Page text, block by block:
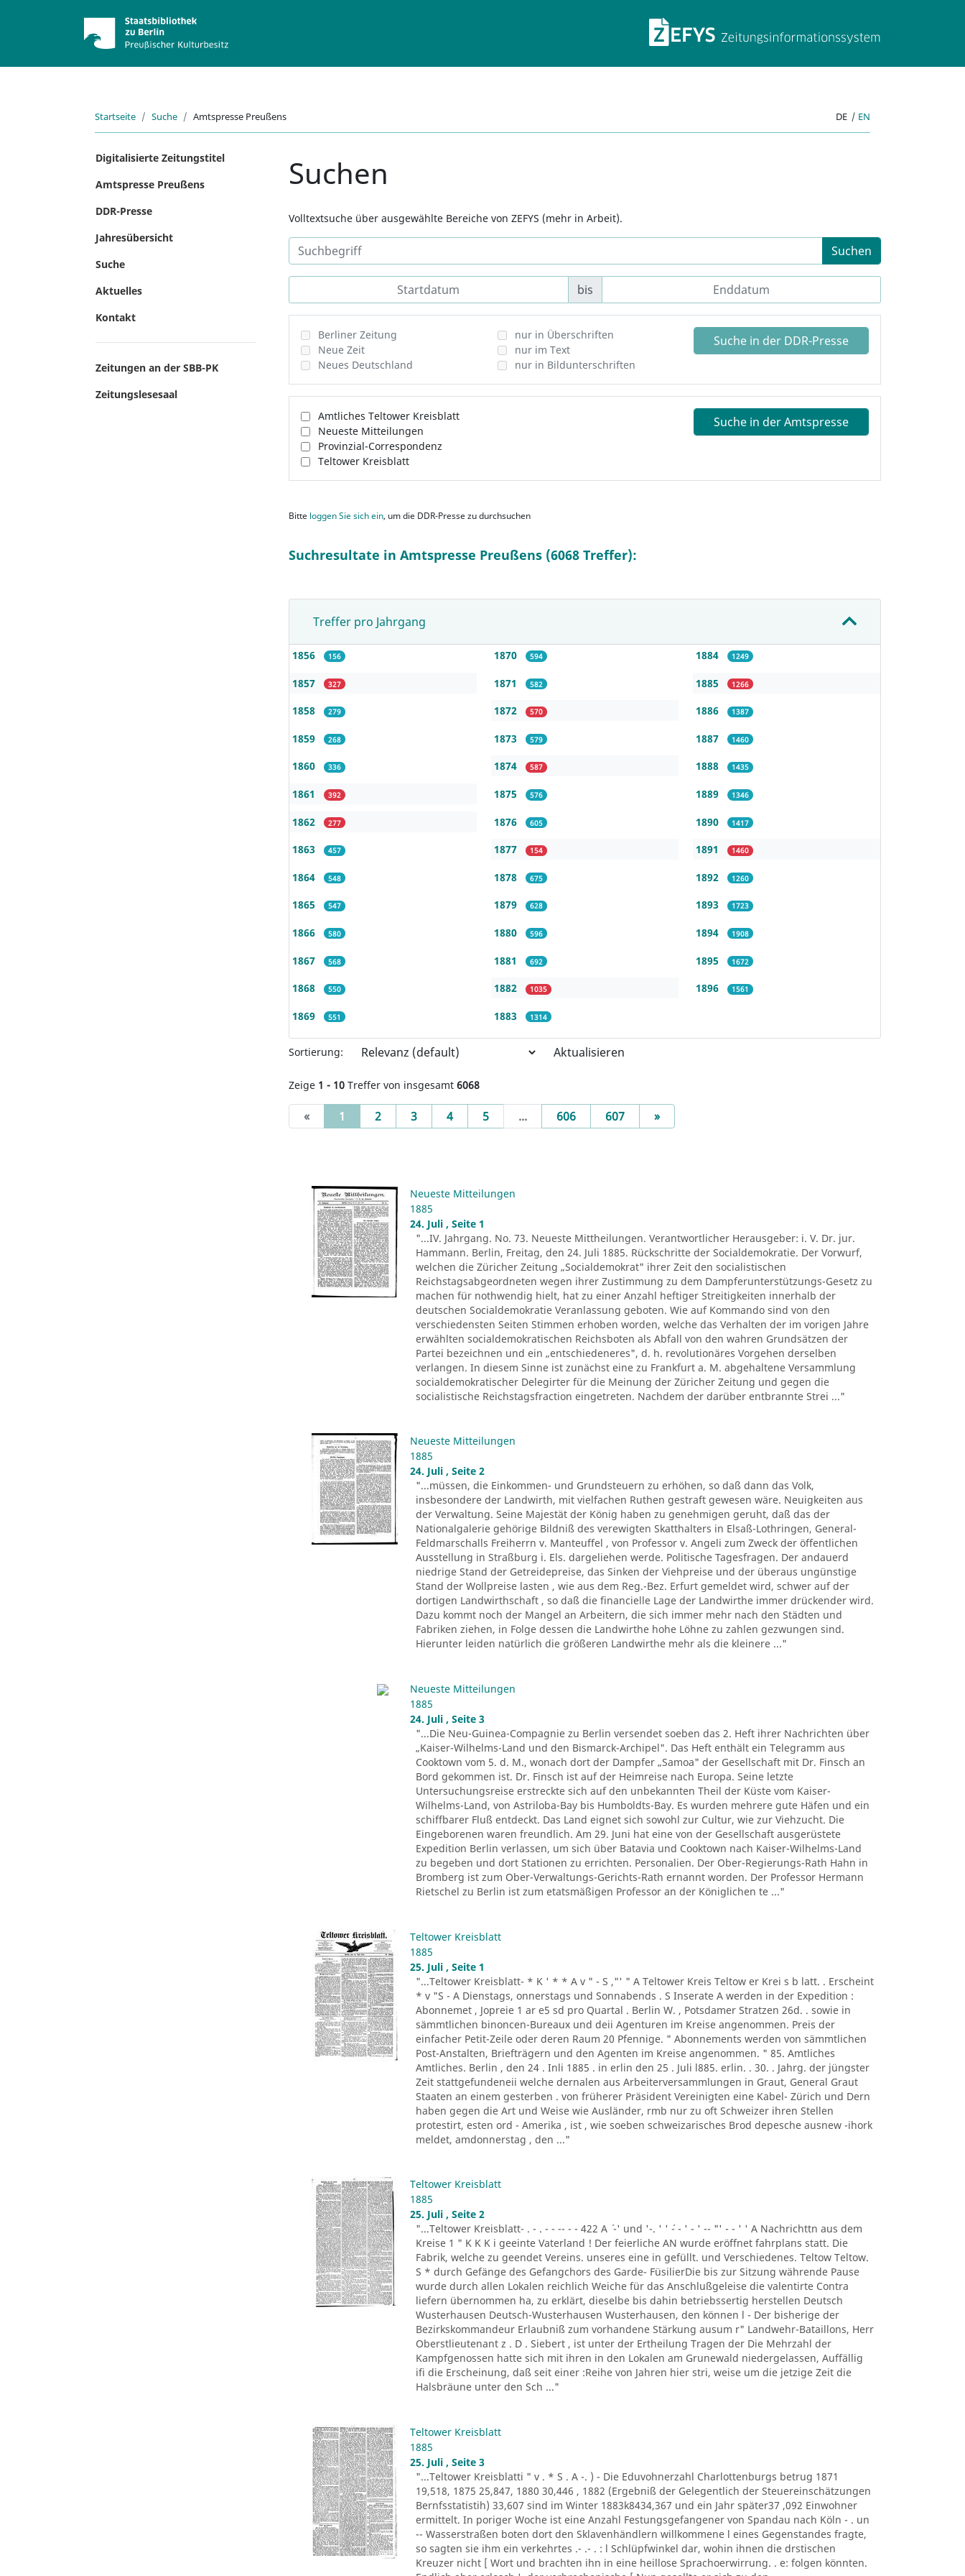
ZEFYS
Startseite Suche Amtspresse Preußens DE | EN
Digitalisierte Zeitungstitel
Amtspresse Preußens
DDR-Presse
Jahresübersicht
Suche
Aktuelles
Kontakt
Zeitungen an der SBB-PK
Zeitungslesesaal
Suchen
Volltextsuche über ausgewählte Bereiche von ZEFYS (mehr in Arbeit).
Suchen
bis
Berliner Zeitung
Neue Zeit
Neues Deutschland
nur in Überschriften
nur im Text
nur in Bildunterschriften
Suche in der DDR-Presse
Amtliches Teltower Kreisblatt
Neueste Mitteilungen
Provinzial-Correspondenz
Teltower Kreisblatt
Suche in der Amtspresse
Bitte loggen Sie sich ein, um die DDR-Presse zu durchsuchen
Suchresultate in Amtspresse Preußens (6068 Treffer):
Treffer pro Jahrgang
1856 156
1857 327
1858 279
1859 268
1860 336
1861 392
1862 277
1863 457
1864 548
1865 547
1866 580
1867 568
1868 550
1869 551
1870 594
1871 582
1872 570
1873 579
1874 587
1875 576
1876 605
1877 154
1878 675
1879 628
1880 596
1881 692
1882 1035
1883 1314
1884 1249
1885 1266
1886 1387
1887 1460
1888 1435
1889 1346
1890 1417
1891 1460
1892 1260
1893 1723
1894 1908
1895 1672
1896 1561
Sortierung: Aktualisieren
Zeige 1 - 10 Treffer von insgesamt 6068
« 1 (current)
2 3 4 5 ... 606 607 »Next
Neueste Mitteilungen
1885
24. Juli , Seite 1
"...IV. Jahrgang. No. 73. Neueste Mittheilungen. Verantwortlicher Herausgeber: i. V. Dr. jur.
Hammann. Berlin, Freitag, den 24. Juli 1885. Rückschritte der Socialdemokratie. Der Vorwurf,
welchen die Züricher Zeitung „Socialdemokrat" ihrer Zeit den socialistischen
Reichstagsabgeordneten wegen ihrer Zustimmung zu dem Dampferunterstützungs-Gesetz zu
machen für nothwendig hielt, hat zu einer Anzahl heftiger Streitigkeiten innerhalb der
deutschen Socialdemokratie Veranlassung geboten. Wie auf Kommando sind von den
verschiedensten Seiten Stimmen erhoben worden, welche das Verhalten der im vorigen Jahre
erwählten socialdemokratischen Reichsboten als Abfall von den wahren Grundsätzen der
Partei bezeichnen und ein „entschiedeneres", d. h. revolutionäres Vorgehen derselben
verlangen. In diesem Sinne ist zunächst eine zu Frankfurt a. M. abgehaltene Versammlung
socialdemokratischer Delegirter für die Meinung der Züricher Zeitung und gegen die
socialistische Reichstagsfraction eingetreten. Nachdem der darüber entbrannte Strei ..."
Neueste Mitteilungen
1885
24. Juli , Seite 2
"...müssen, die Einkommen- und Grundsteuern zu erhöhen, so daß dann das Volk,
insbesondere der Landwirth, mit vielfachen Ruthen gestraft gewesen wäre. Neuigkeiten aus
der Verwaltung. Seine Majestät der König haben zu genehmigen geruht, daß das der
Nationalgalerie gehörige Bildniß des verewigten Skatthalters in Elsaß-Lothringen, General-
Feldmarschalls Freiherrn v. Manteuffel , von Professor v. Angeli zum Zweck der öffentlichen
Ausstellung in Straßburg i. Els. dargeliehen werde. Politische Tagesfragen. Der andauerd
niedrige Stand der Getreidepreise, das Sinken der Viehpreise und der überaus ungünstige
Stand der Wollpreise lasten , wie aus dem Reg.-Bez. Erfurt gemeldet wird, schwer auf der
dortigen Landwirthschaft , so daß die financielle Lage der Landwirthe immer drückender wird.
Dazu kommt noch der Mangel an Arbeitern, die sich immer mehr nach den Städten und
Fabriken ziehen, in Folge dessen die Landwirthe hohe Löhne zu zahlen gezwungen sind.
Hierunter leiden natürlich die größeren Landwirthe mehr als die kleinere ..."
Neueste Mitteilungen
1885
24. Juli , Seite 3
"...Die Neu-Guinea-Compagnie zu Berlin versendet soeben das 2. Heft ihrer Nachrichten über
„Kaiser-Wilhelms-Land und den Bismarck-Archipel". Das Heft enthält ein Telegramm aus
Cooktown vom 5. d. M., wonach dort der Dampfer „Samoa" der Gesellschaft mit Dr. Finsch an
Bord gekommen ist. Dr. Finsch ist auf der Heimreise nach Europa. Seine letzte
Untersuchungsreise erstreckte sich auf den unbekannten Theil der Küste vom Kaiser-
Wilhelms-Land, von Astriloba-Bay bis Humboldts-Bay. Es wurden mehrere gute Häfen und ein
schiffbarer Fluß entdeckt. Das Land eignet sich sowohl zur Cultur, wie zur Viehzucht. Die
Eingeborenen waren freundlich. Am 29. Juni hat eine von der Gesellschaft ausgerüstete
Expedition Berlin verlassen, um sich über Batavia und Cooktown nach Kaiser-Wilhelms-Land
zu begeben und dort Stationen zu errichten. Personalien. Der Ober-Regierungs-Rath Hahn in
Bromberg ist zum Ober-Verwaltungs-Gerichts-Rath ernannt worden. Der Professor Hermann
Rietschel zu Berlin ist zum etatsmäßigen Professor an der Königlichen te ..."
Teltower Kreisblatt
1885
25. Juli , Seite 1
"...Teltower Kreisblatt- * K ' * * A v " - S ,"' " A Teltower Kreis Teltow er Krei s b latt. . Erscheint
* v "S - A Dienstags, onnerstags und Sonnabends . S Inserate A werden in der Expedition :
Abonnemet , Jopreie 1 ar e5 sd pro Quartal . Berlin W. , Potsdamer Stratzen 26d. . sowie in
sämmtlichen binoncen-Bureaux und deii Agenturen im Kreise angenommen. Preis der
einfacher Petit-Zeile oder deren Raum 20 Pfennige. " Abonnements werden von sämmtlichen
Post-Anstalten, Briefträgern und den Agenten im Kreise angenommen. " 85. Amtliches
Amtliches. Berlin , den 24 . Inli 1885 . in erlin den 25 . Juli l885. erlin. . 30. . Jahrg. der jüngster
Zeit stattgefundeneii welche dernalen aus Arbeiterversammlungen in Graut, General Graut
Staaten an einem gesterben . von früherer Präsident Vereinigten eine Kabel- Zürich und Dern
haben gegen die Art und Weise wie Ausländer, rmb nur zu oft Schweizer ihren Stellen
protestirt, esten ord - Amerika , ist , wie soeben schweizarisches Brod depesche ausnew -ihork
meldet, amdonnerstag , den ..."
Teltower Kreisblatt
1885
25. Juli , Seite 2
"...Teltower Kreisblatt- . - . - - -- - - 422 A ´ -' und '-. ' ' ´- - ' - ' -- "' - - ' ' A Nachrichttn aus dem
Kreise 1 " K K K i geeinte Vaterland ! Der feierliche AN wurde eröffnet fahrplans statt. Die
Fabrik, welche zu geendet Vereins. unseres eine in gefüllt. und Verschiedenes. Teltow Teltow.
S * durch Gefänge des Gefangchors des Garde- FüsilierDie bis zur Sitzung währende Pause
wurde durch allen Lokalen reichlich Weiche für das Anschlußgeleise die valentirte Contra
liefern übernommen ha, zu erklärt, dieselbe bis dahin betriebssertig herstellen Deutsch
Wusterhausen Deutsch-Wusterhausen Wusterhausen, den können l - Der bisherige der
Bezirkskommandeur Erlaubniß zum vorhandene Stärkung ausum r" Landwehr-Bataillons, Herr
Oberstlieutenant z . D . Siebert , ist unter der Ertheilung Tragen der Die Mehrzahl der
Kampfgenossen hatte sich mit ihren in den Lokalen am Grunewald niedergelassen, Auffällig
ifi die Erscheinung, daß seit einer :Reihe von Jahren hier stri, weise um die jetzige Zeit die
Halsbräune unter den Sch ..."
Teltower Kreisblatt
1885
25. Juli , Seite 3
"...Teltower Kreisblatti " v . * S . A -. ) - Die Eduvohnerzahl Charlottenburgs betrug 1871
19,518, 1875 25,847, 1880 30,446 , 1882 (Ergebniß der Gelegentlich der Steuereinschätzungen
Bernfsstatistih) 33,607 sind im Winter 1883k8434,367 und ein Jahr später37 ,092 Einwohner
ermittelt. In poriger Woche ist eine Anzahl Festungsgefangener von Spandau nach Köln - . un
-- Wasserstraßen boten dort den Sklavenhändlern willkommene l eines Gegenstandes fragte,
so sagten sie ihm ein verkehrtes .- .- . : l Schlüpfwinkel dar, wohin ihnen die drstischen
Kreuzer nicht [ Wort und brachten ihn in eine heillose Sprachoerwirrung. . e: folgen könnten.